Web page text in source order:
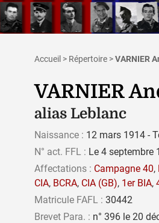
Accueil > Répertoire >VARNIER
VARNIER
alias Leblanc
Naissance : 12 mars 1914 -
N° act. FFL : Le 4 septembre
Affectations : Campagne 40,
CIA, BCRA, CIA (GB), 1er BIA,
Matricule FAFL : 30442
Brevet Para. : n° 396 le 20